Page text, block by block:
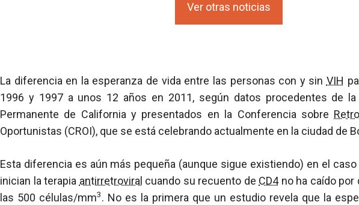
Ver otras noticias
La diferencia en la esperanza de vida entre las personas con y sin VIH
1996 y 1997 a unos 12 años en 2011, según datos procedentes de la
Permanente de California y presentados en la Conferencia sobre
Oportunistas (CROI), que se está celebrando actualmente en la ciudad de
Esta diferencia es aún más pequeña (aunque sigue existiendo) en el
inician la terapia antirretroviral cuando su recuento de CD4no ha caído por
las 500 células/mm3. No es la primera que un estudio revela que la